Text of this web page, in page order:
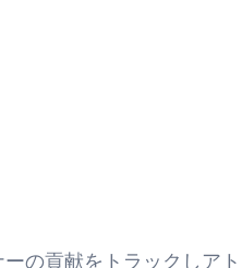
の貢献をトラックしア